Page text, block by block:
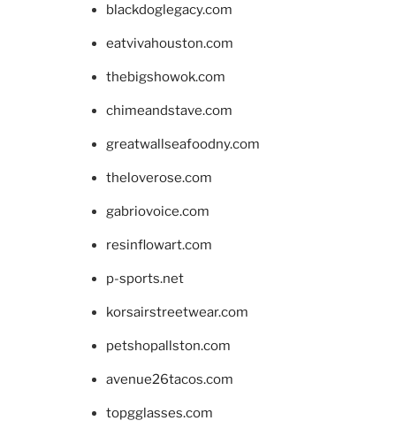
blackdoglegacy.com
eatvivahouston.com
thebigshowok.com
chimeandstave.com
greatwallseafoodny.com
theloverose.com
gabriovoice.com
resinflowart.com
p-sports.net
korsairstreetwear.com
petshopallston.com
avenue26tacos.com
topgglasses.com